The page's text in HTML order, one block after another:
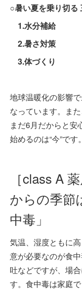
○暑い夏を乗り切る
1.水分補給
2.暑さ対策
3.体づくり
地球温暖化の影響
なっています。ま
まだ6月だからと安
始めるのは“今”です。
［class A
からの季節
中毒」
気温、湿度ともに
意が必要なのが食
吐などですが、場
す。食中毒は家庭